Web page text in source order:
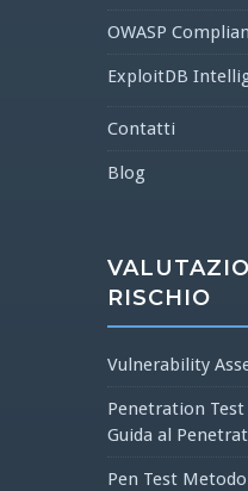
OWASP
ExploitDB
Contatti
Blog
RISCHIO
Vulnerability
Penetration Test
Guida al
Pen Test